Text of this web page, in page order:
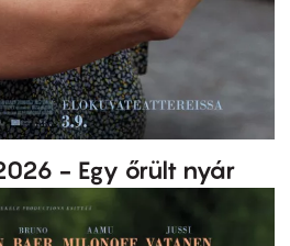
- Egy őrült nyár